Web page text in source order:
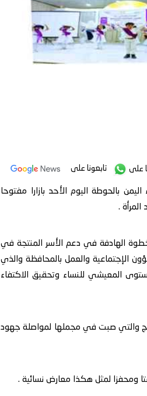
على تابعونا على
بالحوطة اليوم الأحد بازارا مفتوحا
الهادفة في دعم الأسر المنتجة في
الإجتماعية والعمل بالمحافظة والذي
المعيشي للنساء وتحقيق الاكتفاء
والتي صبت في مجملها لمواصلة جهود
ومحفزا لمثل هكذا معارض نسائية .